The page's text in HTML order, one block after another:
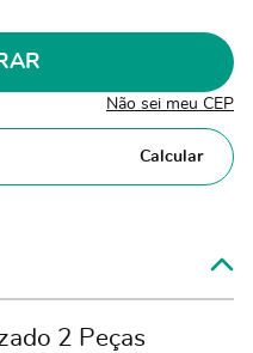
Não sei meu CEP
Calcular
2 Peças